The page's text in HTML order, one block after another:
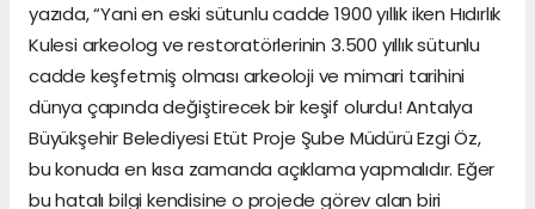
yazıda, “Yani en eski sütunlu cadde 1900 yıllık iken Hıdırlık
Kulesi arkeolog ve restoratörlerinin 3.500 yıllık sütunlu
cadde keşfetmiş olması arkeoloji ve mimari tarihini
dünya çapında değiştirecek bir keşif olurdu! Antalya
Büyükşehir Belediyesi Etüt Proje Şube Müdürü Ezgi Öz,
bu konuda en kısa zamanda açıklama yapmalıdır. Eğer
bu hatalı bilgi kendisine o projede görev alan biri